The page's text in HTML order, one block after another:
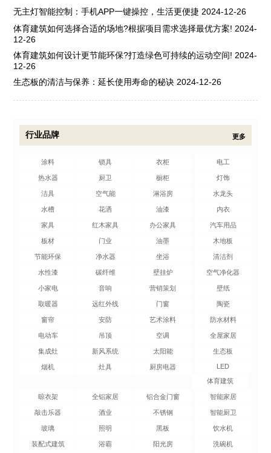
无主灯智能控制：手机APP一键操控，生活更便捷 2024-12-26
体育建筑如何选择合适的场地?根据项目需求选择最优方案! 2024-
12-26
体育建筑如何设计更节能环保?打造绿色可持续的运动空间! 2024-
12-26
生态板的清洁与保养：延长使用寿命的秘诀 2024-12-26
行业品牌 更多
涂料 锁具 衣柜 电工
热水器 厨卫 橱柜 灯饰
洁具 空气能 淋浴房 水龙头
水槽 花洒 油漆 内衣
家具 红木家具 办公家具 汽车用品
板材 门业 油墨 木地板
节能环保 净水器 坐浴 清洁剂
水性漆 碳纤维 壁挂炉 空气净化器
小家电 音响 营销策划 壁纸
取暖器 远红外线 门窗 陶瓷
窗帘 安防 艺术涂料 防水材料
电动车 吊顶 空调 全屋家居
集成灶 新风系统 太阳能 生态板
烟机 灶具 厨房电器
LED
体育建筑
晾衣架 全铝家居 智能家居
铝合金门窗
敲击乐器 酒业 智能厨卫
不锈钢
玻璃 照明 饮水机
黑板
装配式建筑 浴霸 洗碗机
阳光房